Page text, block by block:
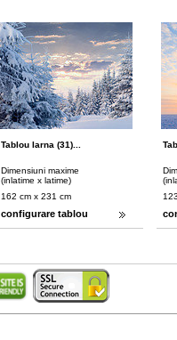
Tablou Iarna (31)...
Dimensiuni maxime
(inlatime x latime)
162 cm x 231 cm
configurare tablou